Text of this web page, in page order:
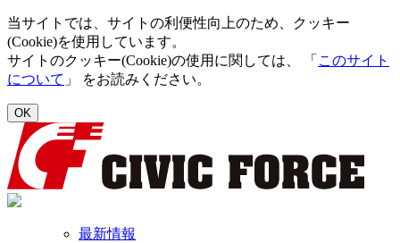
当サイトでは、サイトの利便性向上のため、クッキー
(Cookie)を使用しています。
サイトのクッキー(Cookie)の使用に関しては、 「 このサイト
について 」 をお読みください。
OK
最新情報